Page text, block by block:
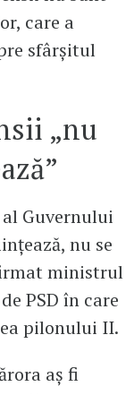
care a
sfârșitul
„nu
Guvernului
nu se
ministrul
PSD în care
pilonului II.
aş fi